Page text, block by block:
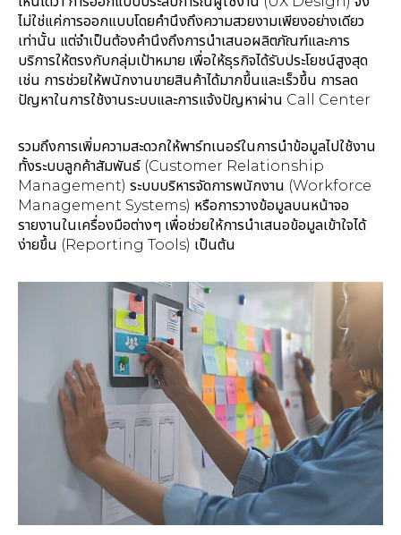
ไม่ใช่แค่การออกแบบโดยคำนึงถึงความสวยงามเพียงอย่างเดียว
เท่านั้น แต่จำเป็นต้องคำนึงถึงการนำเสนอผลิตภัณฑ์และการ
บริการให้ตรงกับกลุ่มเป้าหมาย เพื่อให้ธุรกิจได้รับประโยชน์สูงสุด
เช่น การช่วยให้พนักงานขายสินค้าได้มากขึ้นและเร็วขึ้น การลด
ปัญหาในการใช้งานระบบและการแจ้งปัญหาผ่าน Call Center
รวมถึงการเพิ่มความสะดวกให้พาร์ทเนอร์ในการนำข้อมูลไปใช้งาน
ทั้งระบบลูกค้าสัมพันธ์ (Customer Relationship
Management) ระบบบริหารจัดการพนักงาน (Workforce
Management Systems) หรือการวางข้อมูลบนหน้าจอ
รายงานในเครื่องมือต่างๆ เพื่อช่วยให้การนำเสนอข้อมูลเข้าใจได้
ง่ายขึ้น (Reporting Tools) เป็นต้น